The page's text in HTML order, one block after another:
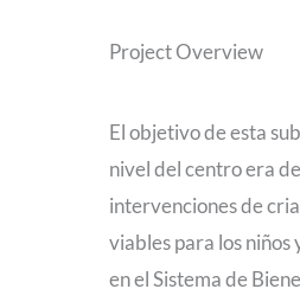
Project Overview
El objetivo de esta
nivel del centro era
intervenciones de
viables para los niños
en el Sistema de